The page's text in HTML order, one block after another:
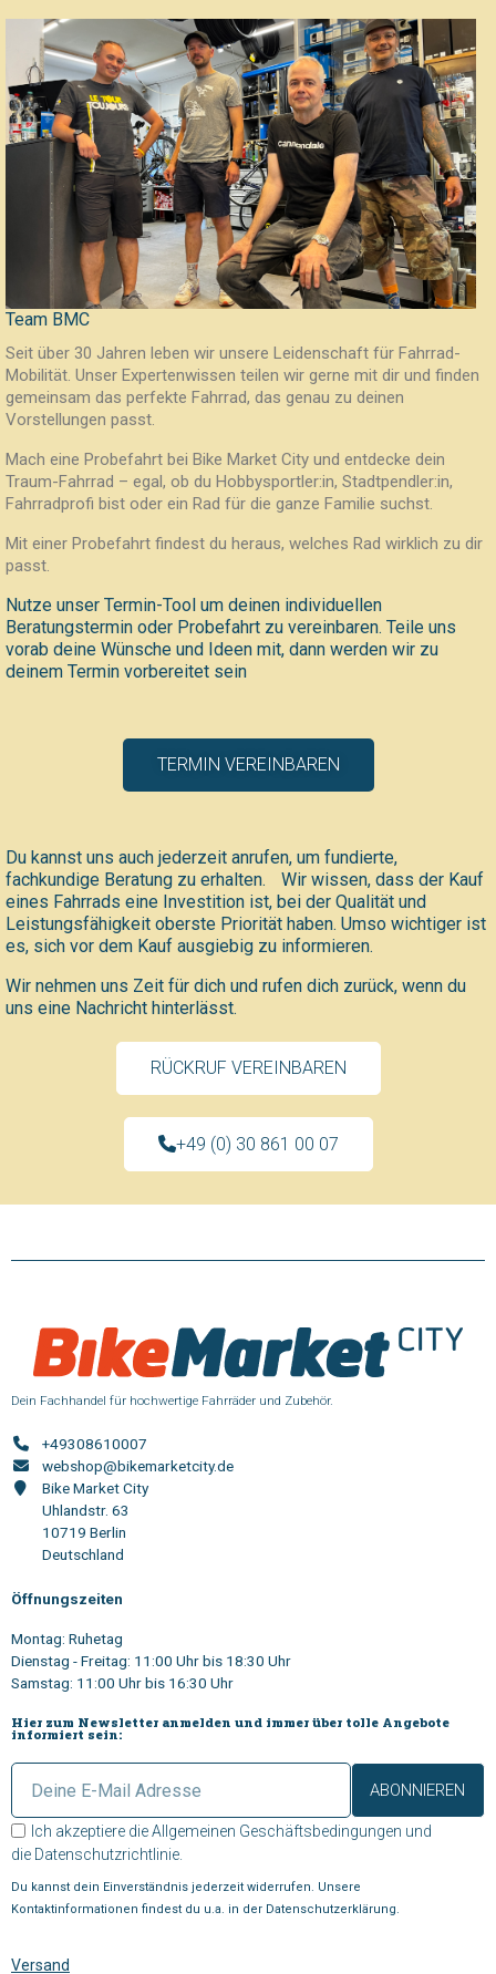
Team BMC
Seit über 30 Jahren leben wir unsere Leidenschaft für Fahrrad-
Mobilität. Unser Expertenwissen teilen wir gerne mit dir und finden
gemeinsam das perfekte Fahrrad, das genau zu deinen
Vorstellungen passt.
Mach eine Probefahrt bei Bike Market City und entdecke dein
Traum-Fahrrad – egal, ob du Hobbysportler:in, Stadtpendler:in,
Fahrradprofi bist oder ein Rad für die ganze Familie suchst.
Mit einer Probefahrt findest du heraus, welches Rad wirklich zu dir
passt.
Nutze unser Termin-Tool um deinen individuellen
Beratungstermin oder Probefahrt zu vereinbaren. Teile uns
vorab deine Wünsche und Ideen mit, dann werden wir zu
deinem Termin vorbereitet sein
TERMIN VEREINBAREN
Du kannst uns auch jederzeit anrufen, um fundierte,
fachkundige Beratung zu erhalten. Wir wissen, dass der Kauf
eines Fahrrads eine Investition ist, bei der Qualität und
Leistungsfähigkeit oberste Priorität haben. Umso wichtiger ist
es, sich vor dem Kauf ausgiebig zu informieren.
Wir nehmen uns Zeit für dich und rufen dich zurück, wenn du
uns eine Nachricht hinterlässt.
RÜCKRUF VEREINBAREN
+49 (0) 30 861 00 07
Dein Fachhandel für hochwertige Fahrräder und Zubehör.
+49308610007
webshop@bikemarketcity.de
Bike Market City
Uhlandstr. 63
10719 Berlin
Deutschland
Öffnungszeiten
Montag: Ruhetag
Dienstag - Freitag: 11:00 Uhr bis 18:30 Uhr
Samstag: 11:00 Uhr bis 16:30 Uhr
Hier zum Newsletter anmelden und immer über tolle Angebote
informiert sein:
ABONNIEREN
Ich akzeptiere dieAllgemeinen Geschäftsbedingungen und
die Datenschutzrichtlinie
Du kannst dein Einverständnis jederzeit widerrufen. Unsere
Kontaktinformationen findest du u.a. in der Datenschutzerklärung.
Versand